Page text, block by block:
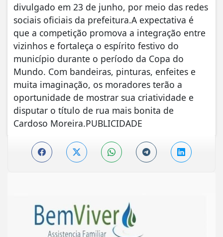
divulgado em 23 de junho, por meio das redes
sociais oficiais da prefeitura.A expectativa é
que a competição promova a integração entre
vizinhos e fortaleça o espírito festivo do
município durante o período da Copa do
Mundo. Com bandeiras, pinturas, enfeites e
muita imaginação, os moradores terão a
oportunidade de mostrar sua criatividade e
disputar o título de rua mais bonita de
Cardoso Moreira.PUBLICIDADE